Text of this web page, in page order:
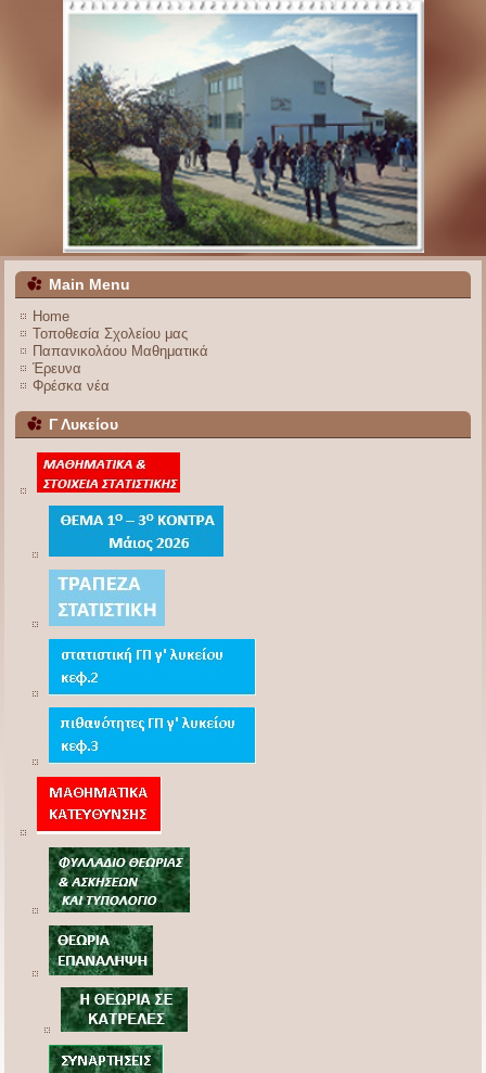
Main Menu
Home
Τοποθεσία Σχολείου μας
Παπανικολάου Μαθηματικά
Έρευνα
Φρέσκα νέα
Γ Λυκείου